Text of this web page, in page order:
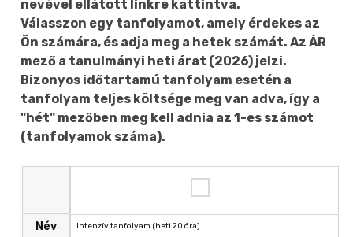
nevével ellátott linkre kattintva.
Válasszon egy tanfolyamot, amely érdekes az
Ön számára, és adja meg a hetek számát. Az ÁR
mező a tanulmányi heti árat (2026) jelzi.
Bizonyos időtartamú tanfolyam esetén a
tanfolyam teljes költsége meg van adva, így a
"hét" mezőben meg kell adnia az 1-es számot
(tanfolyamok száma).
Név Intenzív tanfolyam (heti 20 óra)